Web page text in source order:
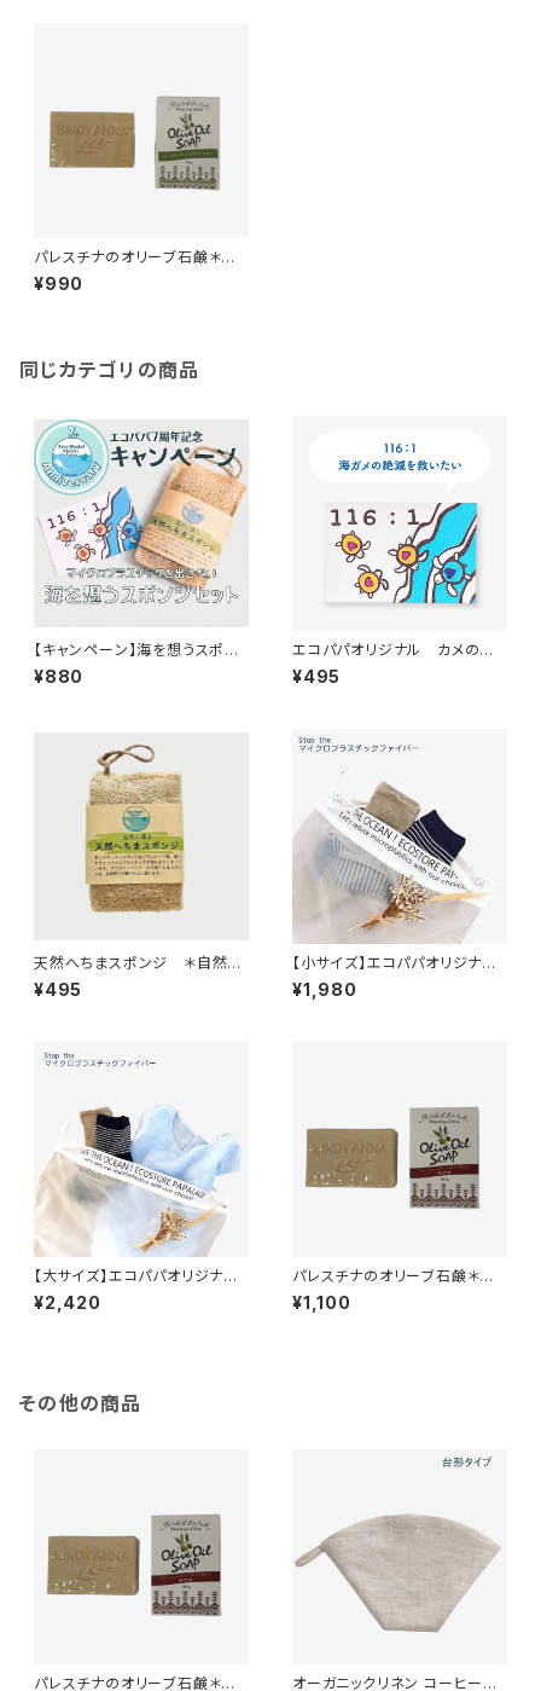
パレスチナのオリーブ石鹸＊食
用ヴァージン＊オリーブオイル
だけを原料とした貴重なオリー
¥990
同じカテゴリの商品
【キャンペーン】海を想うスポン
ジセット マイクロプラスチック
を出さない天然素材
¥880
エコパパオリジナル カメのセ
ルローススポンジ
¥495
天然へちまスポンジ ＊自然に
還る＊マイクロプラスチックを出
さないスポンジ＊
¥495
【小サイズ】エコパパオリジナルS
AVE THE OCEAN洗濯ネット
¥1,980
【大サイズ】エコパパオリジナルS
AVE THE OCEAN洗濯ネット
¥2,420
パレスチナのオリーブ石鹸＊ザ
クロ入り＊食用ヴァージン＊オリ
ーブオイルだけを原料とした貴
¥1,100
その他の商品
パレスチナのオリーブ石鹸＊ザ
オーガニックリネン コーヒーフ